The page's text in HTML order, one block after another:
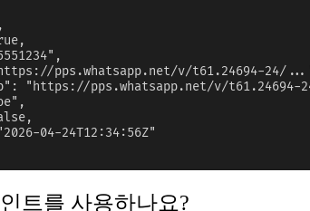
pps.whatsapp.net/v/t61.24694-24/
"https://pps.whatsapp.net/v/t61.24694-
04-24T12:34:56Z"
트를 사용하나요?